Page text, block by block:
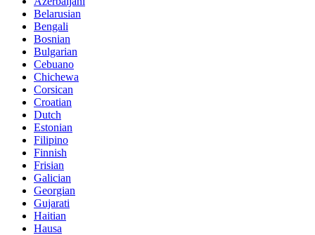
Belarusian
Bengali
Bosnian
Bulgarian
Cebuano
Chichewa
Corsican
Croatian
Dutch
Estonian
Filipino
Finnish
Frisian
Galician
Georgian
Gujarati
Haitian
Hausa